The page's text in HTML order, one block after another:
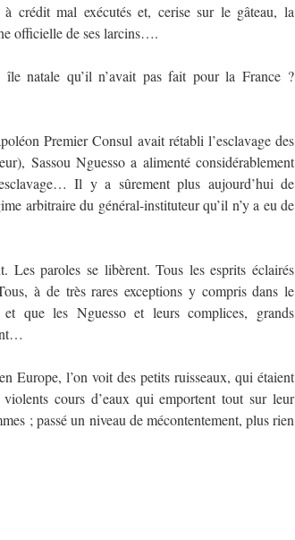
crédit mal exécutés et, cerise sur le gâteau, la
officielle de ses larcins….
natale qu’il n’avait pas fait pour la France ?
Premier Consul avait rétabli l’esclavage des
Sassou Nguesso a alimenté considérablement
Il y a sûrement plus aujourd’hui de
arbitraire du général-instituteur qu’il n’y a eu de
Les paroles se libèrent. Tous les esprits éclairés
à de très rares exceptions y compris dans le
et que les Nguesso et leurs complices, grands
Europe, l’on voit des petits ruisseaux, qui étaient
cours d’eaux qui emportent tout sur leur
; passé un niveau de mécontentement, plus rien